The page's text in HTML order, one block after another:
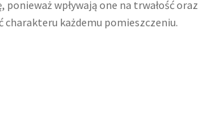
wpływają one na trwałość oraz
każdemu pomieszczeniu.